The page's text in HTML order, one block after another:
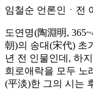
임철순 언론인ㆍ전
도연명(陶淵明,
朝)의 송대(宋代) 초
년 전 인물인데, 하
희로애락을 모두 노
(平淡)한 그의 시는